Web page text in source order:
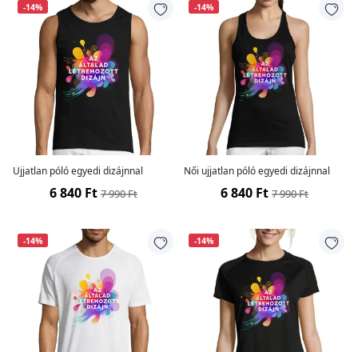
-14%
Ujjatlan póló egyedi dizájnnal
6 840 Ft 7 990 Ft
-14%
Női ujjatlan póló egyedi dizájnnal
6 840 Ft 7 990 Ft
-14% -14%